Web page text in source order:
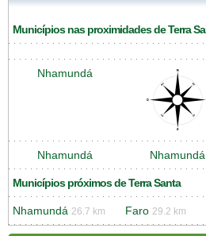
Municípios nas proximidades de Terra
Nhamundá
Nhamundá Nhamundá
Municípios próximos de Terra Santa
Nhamundá 26.7 km Faro 29.2 km